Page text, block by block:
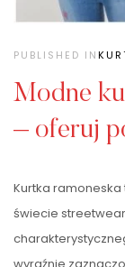
PUBLISHED IN
Modne
– oferuj
Kurtka
świecie